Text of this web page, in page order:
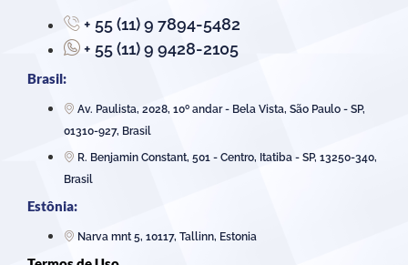
+ 55 (11) 9 7894-5482
+ 55 (11) 9 9428-2105
Brasil:
Av. Paulista, 2028, 10º andar - Bela Vista, São Paulo - SP,
01310-927, Brasil
R. Benjamin Constant, 501 - Centro, Itatiba - SP, 13250-340,
Brasil
Estônia:
Narva mnt 5, 10117, Tallinn, Estonia